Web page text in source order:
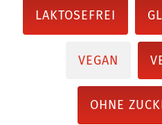
LAKTOSEFREI
VEGAN
OHNE